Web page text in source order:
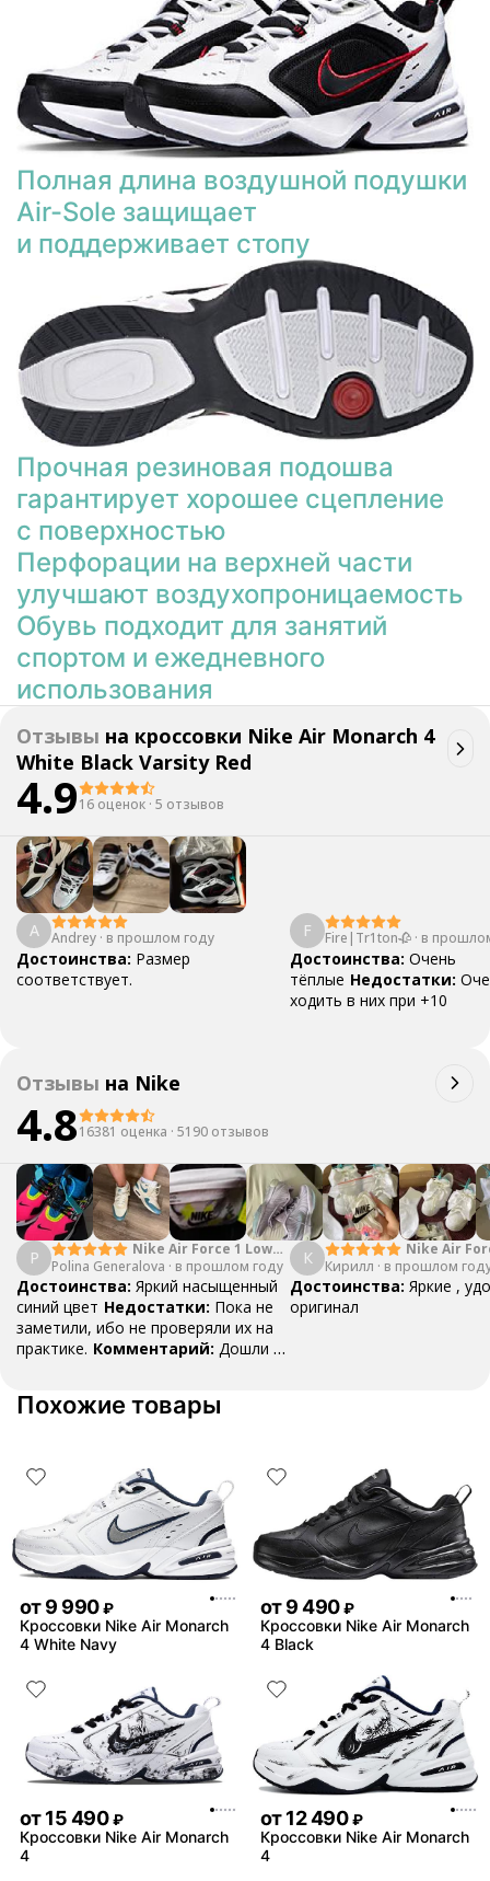
Полная длина воздушной подушки
Air-Sole защищает
и поддерживает стопу
Прочная резиновая подошва
гарантирует хорошее сцепление
с поверхностью
Перфорации на верхней части
улучшают воздухопроницаемость
Обувь подходит для занятий
спортом и ежедневного
использования
Отзывы на кроссовки Nike Air Monarch 4
White Black Varsity Red
4.916 оценок · 5 отзывов
A Andrey · в прошлом году
Достоинства: Размер
соответствует.
F Fire|Tr1ton🥀 · в
Достоинства: Очень
тёплые Недостатки:
ходить в них при +10
Отзывы на Nike
4.816381 оценка · 5190 отзывов
P
Nike Air Force 1 Low
College Pack White
Blue
Polina Generalova · в прошлом году
Достоинства: Яркий насыщенный
синий цвет Недостатки: Пока не
заметили, ибо не проверяли их на
практике. Комментарий: Дошли за
К
Nike Air
Yellow
Кирилл · в прошлом
Достоинства: Яркие ,
оригинал
Похожие товары
от9 990 ₽
Кроссовки Nike Air Monarch
4 White Navy
от9 490 ₽
Кроссовки Nike Air Monarch
4 Black
от15 490 ₽
Кроссовки Nike Air Monarch
4
от12 490 ₽
Кроссовки Nike Air Monarch
4